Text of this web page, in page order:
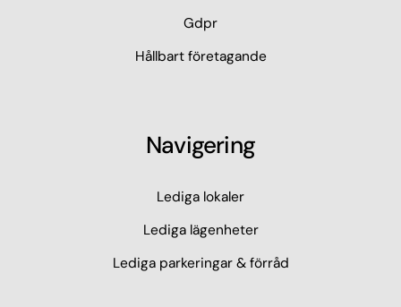
Gdpr
Hållbart företagande
Navigering
Lediga lokaler
Lediga lägenheter
Lediga parkeringar & förråd